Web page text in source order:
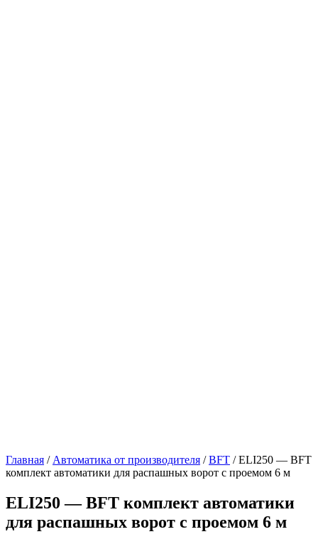
Главная / Автоматика от производителя /BFT / ELI250 — BFT
комплект автоматики для распашных ворот с проемом 6 м
ELI250 — BFT комплект автоматики
для распашных ворот с проемом 6 м